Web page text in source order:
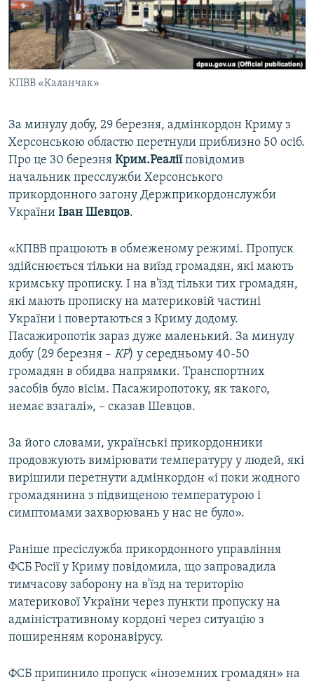
ВІДЕОУРОКИ «ELIFBE»
СВІДЧЕННЯ ОКУПАЦІЇ
УКРАЇНСЬКА ПРОБЛЕМА КРИМУ
ІНФОГРАФІКА
Русский
Qırımtatar
ДОЛУЧАЙСЯ!
Усі сайти RFE/RL
КПВВ «Каланчак»
За минулу добу, 29 березня, адмінкордон Криму з
Херсонською областю перетнули приблизно 50 осіб.
Про це 30 березня Крим.Реаліїповідомив
начальник пресслужби Херсонського
прикордонного загону Держприкордонслужби
України Іван Шевцов.
«КПВВ працюють в обмеженому режимі. Пропуск
здійснюється тільки на виїзд громадян, які мають
кримську прописку. І на в'їзд тільки тих громадян,
які мають прописку на материковій частині
України і повертаються з Криму додому.
Пасажиропотік зараз дуже маленький. За минулу
добу (29 березня – КР) у середньому 40-50
громадян в обидва напрямки. Транспортних
засобів було вісім. Пасажиропотоку, як такого,
немає взагалі», – сказав Шевцов.
За його словами, українські прикордонники
продовжують вимірювати температуру у людей, які
вирішили перетнути адмінкордон «і поки жодного
громадянина з підвищеною температурою і
симптомами захворювань у нас не було».
Раніше пресіслужба прикордонного управління
ФСБ Росії у Криму повідомила, що запровадила
тимчасову заборону на в'їзд на територію
материкової України через пункти пропуску на
адміністративному кордоні через ситуацію з
поширенням коронавірусу.
ФСБ припинило пропуск «іноземних громадян» на